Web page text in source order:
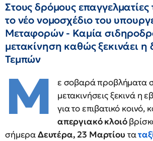
Στους δρόμους επαγγελματίες
το νέο νομοσχέδιο του
Μεταφορών - Καμία
μετακίνηση καθώς ξεκινάει η
Τεμπών
Μ
ε σοβαρά προβλήματα
μετακινήσεις ξεκινά η
για το επιβατικό κοινό,
απεργιακό κλοιό
σήμεραΔευτέρα, 23 Μαρτίου τα